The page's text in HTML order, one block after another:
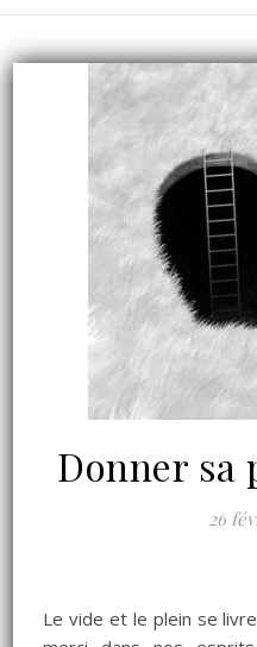
Donner sa
26
Le vide et le plein se livrent souvent une bataille sans